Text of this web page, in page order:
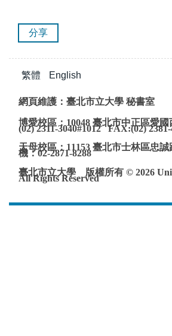
分享
繁體 English
網頁維護：臺北市立大學 秘書室
博愛校區：10048 臺北市中正區愛
(02) 2311-3040#1012 FAX:(02) 2381-
天母校區：11153 臺北市士林區忠
機：02-2871-8288
臺北市立大學 版權所有 © 2026
All Rights Reserved